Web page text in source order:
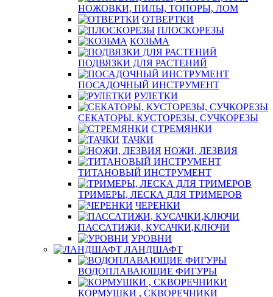
НОЖОВКИ, ПИЛЫ, ТОПОРЫ, ЛОМ
ОТВЕРТКИ
ПЛОСКОРЕЗЫ
КОЗЬМА
ПОДВЯЗКИ ДЛЯ РАСТЕНИЙ
ПОСАДОЧНЫЙ ИНСТРУМЕНТ
РУЛЕТКИ
СЕКАТОРЫ, КУСТОРЕЗЫ, СУЧКОРЕЗЫ
СТРЕМЯНКИ
ТАЧКИ
НОЖИ, ЛЕЗВИЯ
ТИТАНОВЫЙ ИНСТРУМЕНТ
ТРИМЕРЫ, ЛЕСКА ДЛЯ ТРИМЕРОВ
ЧЕРЕНКИ
ПАССАТИЖИ, КУСАЧКИ,КЛЮЧИ
УРОВНИ
ЛАНДШАФТ
ВОДОПЛАВАЮЩИЕ ФИГУРЫ
КОРМУШКИ , СКВОРЕЧНИКИ